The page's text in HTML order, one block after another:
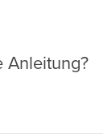
Anleitung?